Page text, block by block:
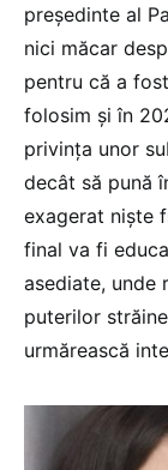
președinte al
nici măcar
pentru că a
folosim și în
privința unor
decât să pună
exagerat niște
final va fi
asediate, unde
puterilor
urmărească